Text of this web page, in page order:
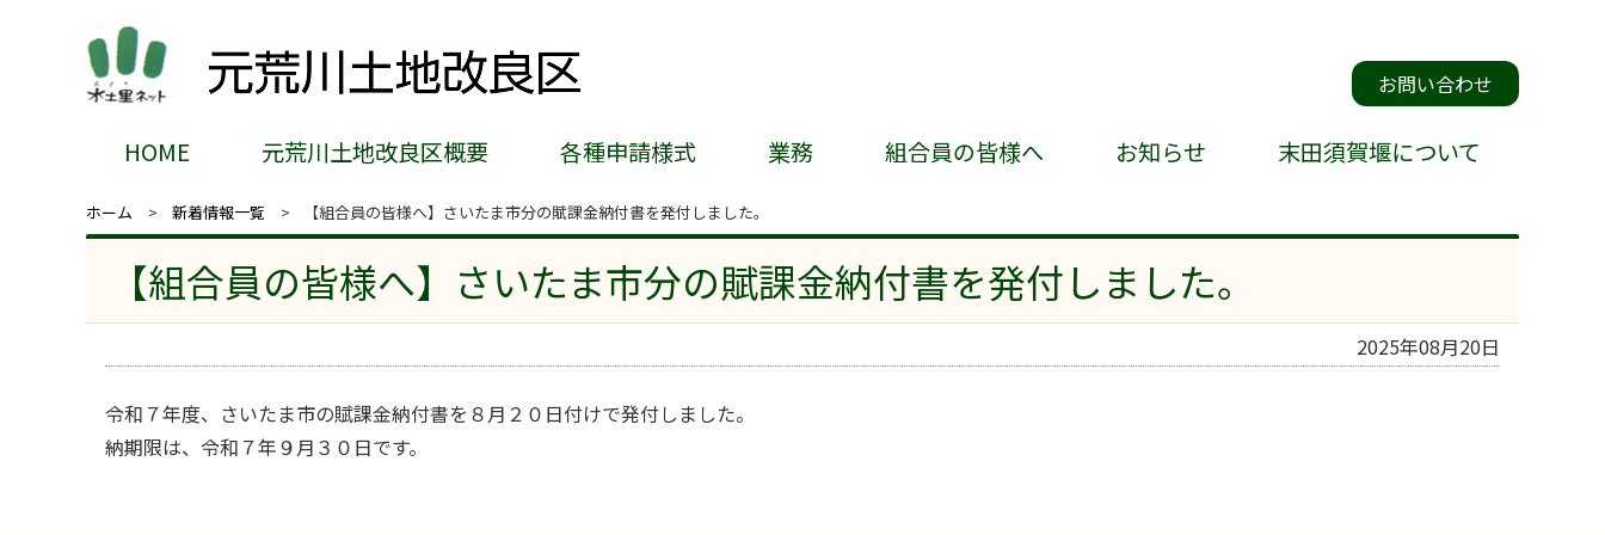
お問い合わせ
HOME 元荒川土地改良区概要 各種申請様式 業務 組合員の皆様へ お知らせ 末田須賀堰について
ホーム 新着情報一覧 【組合員の皆様へ】さいたま市分の賦課金納付書を発付しました。
【組合員の皆様へ】さいたま市分の賦課金納付書を発付しました。
2025年08月20日
令和７年度、さいたま市の賦課金納付書を８月２０日付けで発付しました。
納期限は、令和７年９月３０日です。